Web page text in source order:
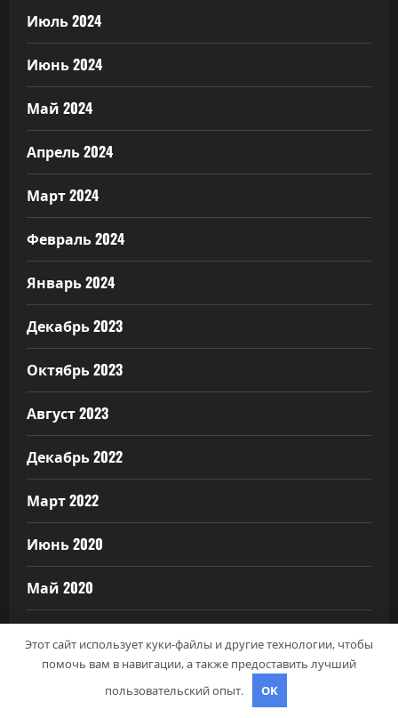
Июль 2024
Июнь 2024
Май 2024
Апрель 2024
Март 2024
Февраль 2024
Январь 2024
Декабрь 2023
Октябрь 2023
Август 2023
Декабрь 2022
Март 2022
Июнь 2020
Май 2020
Октябрь 2018
Этот сайт использует куки-файлы и другие технологии, чтобы
помочь вам в навигации, а также предоставить лучший
пользовательский опыт.
OK